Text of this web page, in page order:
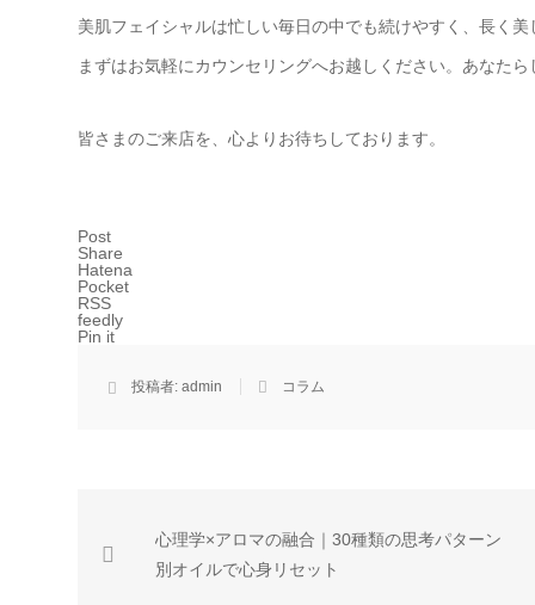
美肌フェイシャルは忙しい毎日の中でも続けやすく、長く
まずはお気軽にカウンセリングへお越しください。あなた
皆さまのご来店を、心よりお待ちしております。
Post
Share
Hatena
Pocket
RSS
feedly
Pin it
投稿者: admin コラム
心理学×アロマの融合｜30種類の思考パターン
別オイルで心身リセット